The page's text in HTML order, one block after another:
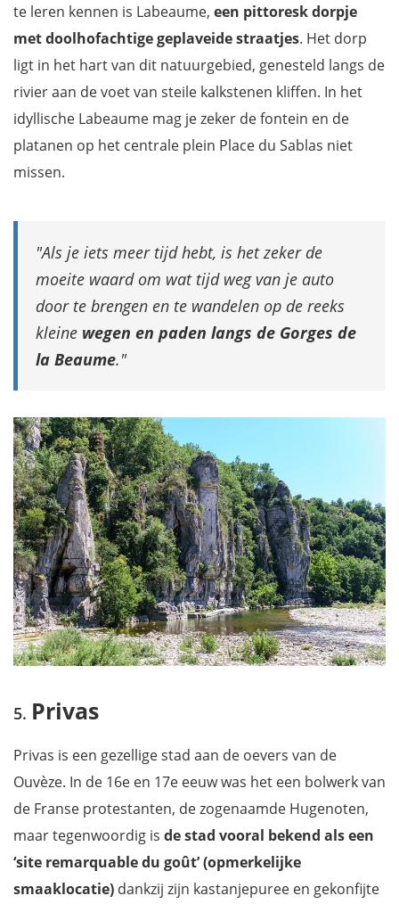
te leren kennen is Labeaume, een pittoresk dorpje
met doolhofachtige geplaveide straatjes. Het dorp
ligt in het hart van dit natuurgebied, genesteld langs de
rivier aan de voet van steile kalkstenen kliffen. In het
idyllische Labeaume mag je zeker de fontein en de
platanen op het centrale plein Place du Sablas niet
missen.
Als je iets meer tijd hebt, is het zeker de
moeite waard om wat tijd weg van je auto
door te brengen en te wandelen op de reeks
kleine wegen en paden langs de Gorges de
la Beaume.
Privas
Privas is een gezellige stad aan de oevers van de
Ouvèze. In de 16e en 17e eeuw was het een bolwerk van
de Franse protestanten, de zogenaamde Hugenoten,
maar tegenwoordig is de stad vooral bekend als een
‘site remarquable du goût’ (opmerkelijke
smaaklocatie) dankzij zijn kastanjepuree en gekonfijte